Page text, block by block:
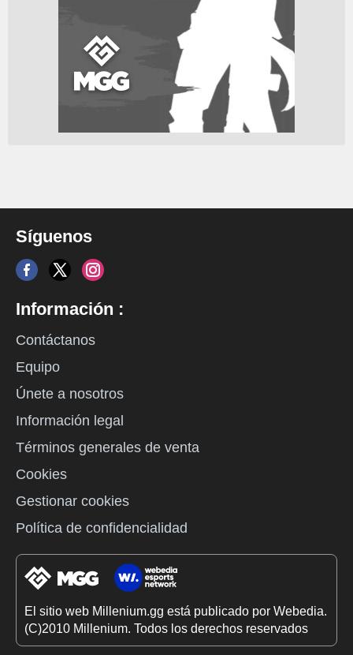
Síguenos
Información :
Contáctanos
Equipo
Únete a nosotros
Información legal
Términos generales de venta
Cookies
Gestionar cookies
Política de confidencialidad
El sitio web Millenium.gg está publicado por Webedia.
(C)2010 Millenium. Todos los derechos reservados